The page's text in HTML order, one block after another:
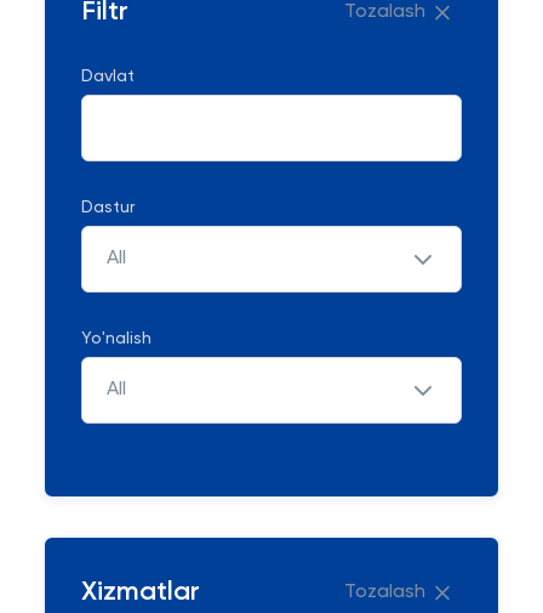
Filtr Tozalash
Davlat
Dastur
All
Yo'nalish
All
Xizmatlar Tozalash